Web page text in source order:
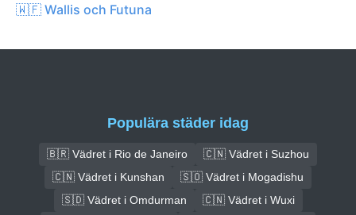
🇼🇫 Wallis och Futuna
Populära städer idag
🇧🇷 Vädret i Rio de Janeiro
🇨🇳 Vädret i Suzhou
🇨🇳 Vädret i Kunshan
🇸🇴 Vädret i Mogadishu
🇸🇩 Vädret i Omdurman
🇨🇳 Vädret i Wuxi